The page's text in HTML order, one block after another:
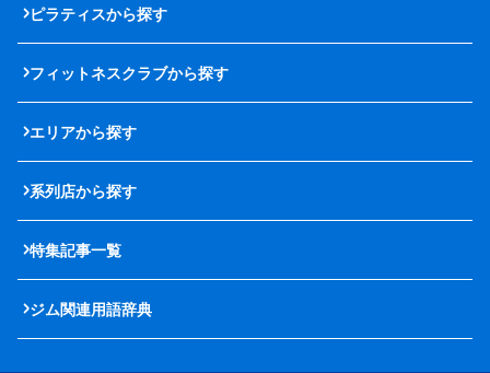
ピラティスから探す
フィットネスクラブから探す
エリアから探す
系列店から探す
特集記事一覧
ジム関連用語辞典